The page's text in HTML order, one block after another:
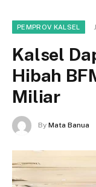
PEMPROV KALSEL
Kalsel
Hibah
Miliar
By Mata Banua